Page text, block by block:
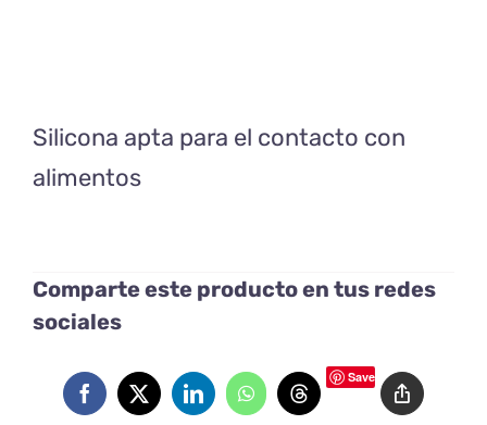
Silicona apta para el contacto con
alimentos
Comparte este producto en tus redes
sociales
Save